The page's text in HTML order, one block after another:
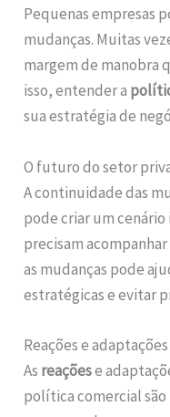
Pequenas empresas
mudanças. Muitas
margem de manobra
isso, entender a
sua estratégia de
O futuro do setor
A continuidade das
pode criar um cenário
precisam
as mudanças pode
estratégicas e evitar
Reações e
As reaçõese
política comercial